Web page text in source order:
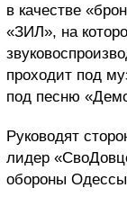
в качестве
«ЗИЛ», на
проходит под
под песню
Руководят
лидер
обороны